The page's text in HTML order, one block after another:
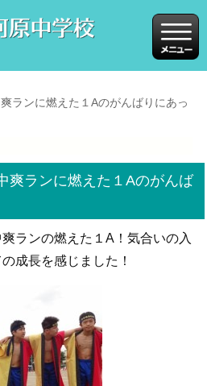
ランに燃えた１Aのがんばりにあっ
爽ランに燃えた１Aのがんば
ランの燃えた１A！気合いの入
成長を感じました！